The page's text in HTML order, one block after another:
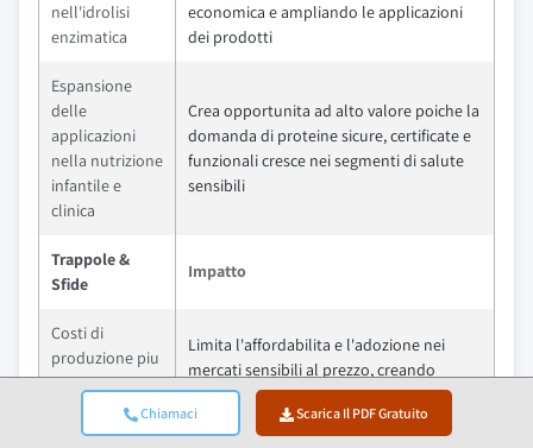
Chiamaci Scarica Il PDF Gratuito
nell'idrolisi
enzimatica
economica e ampliando le applicazioni
dei prodotti
Espansione
delle
applicazioni
nella nutrizione
infantile e
clinica
Crea opportunita ad alto valore poiche la
domanda di proteine sicure, certificate e
funzionali cresce nei segmenti di salute
sensibili
Trappole &
Sfide
Impatto
Costi di
produzione piu
elevati & premi
Limita l'affordabilita e l'adozione nei
mercati sensibili al prezzo, creando
barriere per la penetrazione di massa.